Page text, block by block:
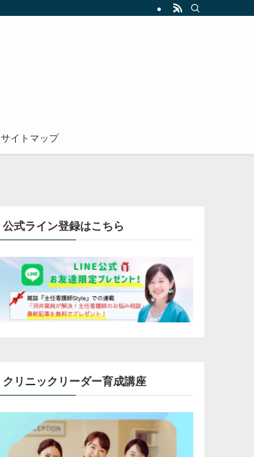
サイトマップ
公式ライン登録はこちら
クリニックリーダー育成講座